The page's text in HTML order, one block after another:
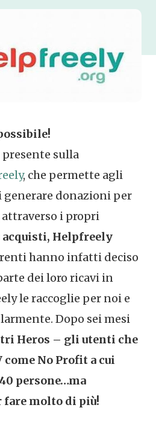
presente sulla
, che permette agli
donazioni per
i propri
acquisti, Helpfreely
hanno infatti deciso
dei loro ricavi in
le raccoglie per noi e
Dopo sei mesi
Heros – gli utenti che
come No Profit a cui
persone…ma
fare molto di più!